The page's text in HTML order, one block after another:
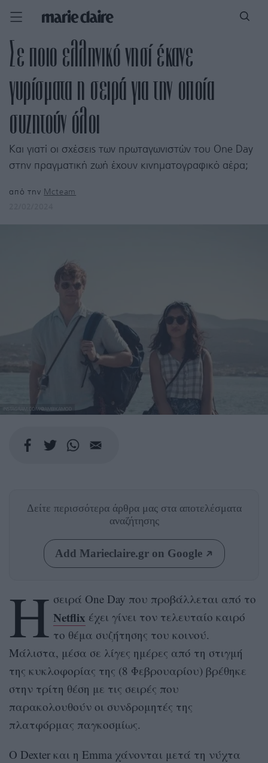
Σε ποιο ελληνικό νησί έκανε
γυρίσματα η σειρά για την οποία
συζητούν όλοι
Και γιατί οι σχέσεις των πρωταγωνιστών του One Day
στην πραγματική ζωή έχουν κινηματογραφικό αέρα;
από την Mcteam
INSTAGRAM.COM/@AMBIKAMOD
Δείτε περισσότερα άρθρα μας στα αποτελέσματα
αναζήτησης
Add Marieclaire.gr on Google
Η σειρά One Day που προβάλλεται από το
Netflix έχει γίνει τον τελευταίο καιρό
το θέμα συζήτησης του κοινού.
Μάλιστα, μέσα σε λίγες ημέρες από τη στιγμή
της κυκλοφορίας της (8 Φεβρουαρίου) βρέθηκε
στην τρίτη θέση με τις σειρές που
παρακολουθούν οι συνδρομητές της
πλατφόρμας παγκοσμίως.
O Dexter και η Emma χάνονται μετά τη νύχτα